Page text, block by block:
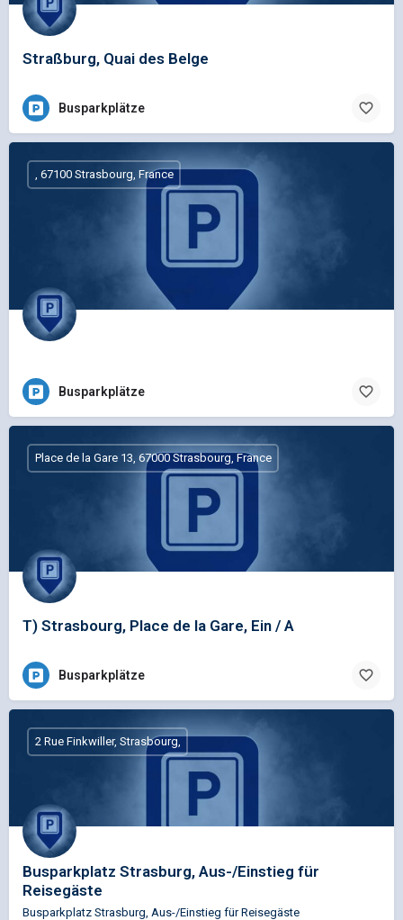
Straßburg, Quai des Belge
Busparkplätze
, 67100 Strasbourg, France
Busparkplätze
T) Strasbourg, Place de la Gare, Ein / A
Place de la Gare 13, 67000 Strasbourg, France
Busparkplätze
Busparkplatz Strasburg, Aus-/Einstieg für
Reisegäste
Busparkplatz Strasburg, Aus-/Einstieg für Reisegäste
2 Rue Finkwiller, Strasbourg,